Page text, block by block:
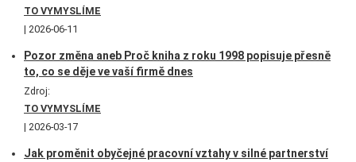
TO VYMYSLÍME
2026-06-11
Pozor změna aneb Proč kniha z roku 1998 popisuje přesně
to, co se děje ve vaší firmě dnes
Zdroj:
TO VYMYSLÍME
2026-03-17
Jak proměnit obyčejné pracovní vztahy v silné partnerství